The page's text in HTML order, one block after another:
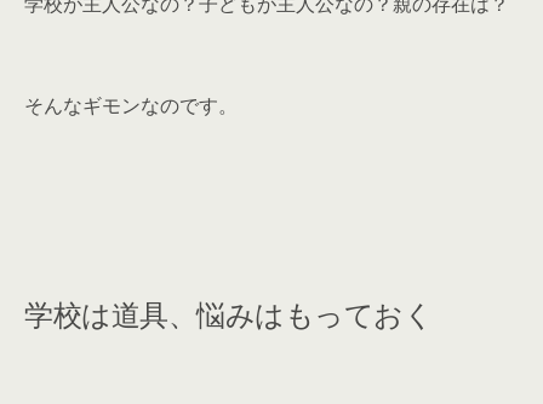
そんなギモンなのです。
学校は道具、悩みはもっておく